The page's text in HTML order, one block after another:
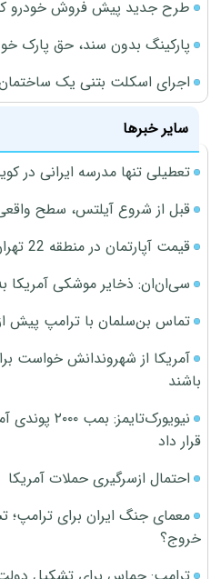
طرح جدید پیش فروش خودرو
پارکینگ بدون سند، حق پارک
اجرای اسکلت بتنی یک
سایر خبرها
تعطیلی تنها مدرسه ایرانی در
قبل از شروع آیلتس، سطح واقعی
قیمت آپارتمان در منطقه 22 تهران چقدر است؟
سی‌ان‌ان: ذخایر موشکی
تماس بن‌سلمان با ترامپ پیش از
آمریکا از شهروندانش خواست
باشند
قرار داد
احتمال ازسرگیری حملات آمریکا
معمای جنگ ایران برای ترامپ؛
خروج؟